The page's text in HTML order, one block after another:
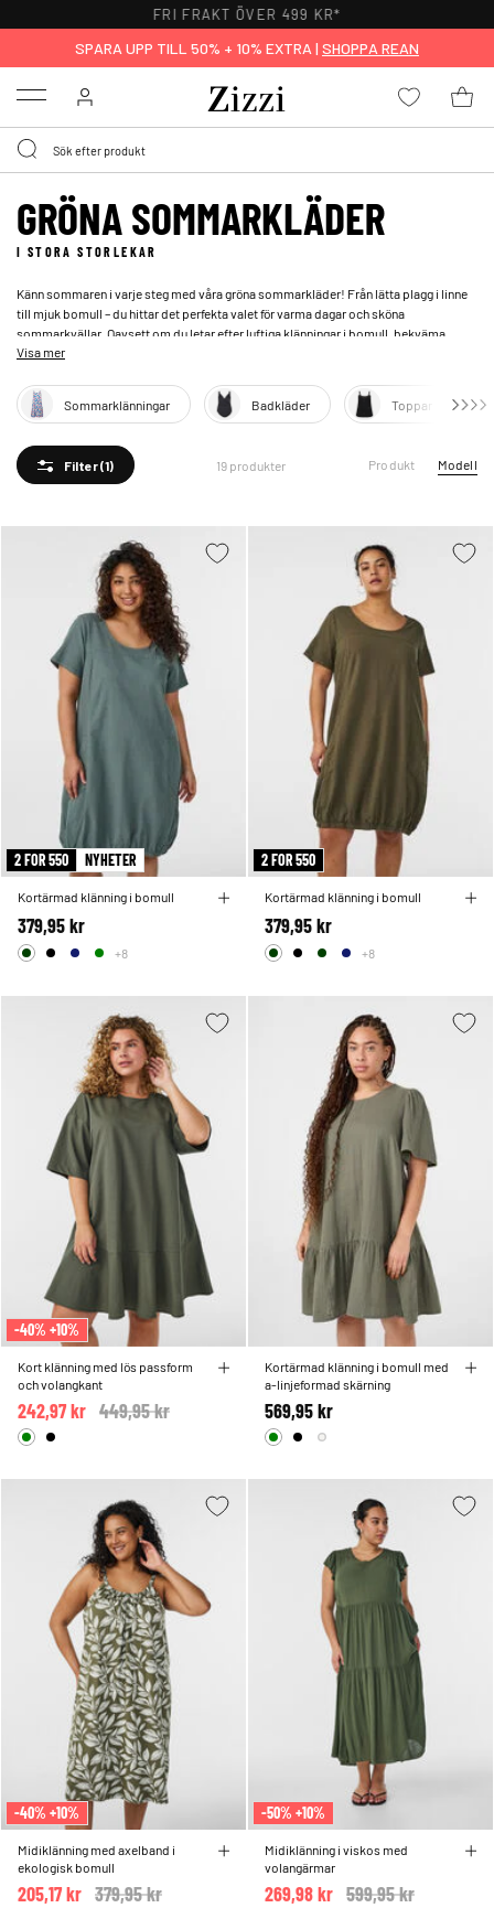
FRI FRAKT ÖVER 499 KR*
SPARA UPP TILL 50% + 10% EXTRA | SHOPPA REAN
Menu
GRÖNA SOMMARKLÄDER
I STORA STORLEKAR
Känn sommaren i varje steg med våra gröna sommarkläder! Från lätta plagg i linne
till mjuk bomull – du hittar det perfekta valet för varma dagar och sköna
sommarkvällar. Oavsett om du letar efter luftiga klänningar i bomull, bekväma
linnebyxor för soliga dagar eller trendiga skjortor i siden, har vi något för varje stil
sommarkläder i stora storlekar för kvinnor.
Visa mer
Sommarklänningar Badkläder Toppar
Filter(1) 19 produkter Produkt Modell
2 FOR 550 NYHETER
Kortärmad klänning i bomull
379,95 kr
+8
2 FOR 550
Kortärmad klänning i bomull
379,95 kr
+8
-40% +10%
Kort klänning med lös passform
och volangkant
Price reduced from
449,95 kr
242,97 kr
Kortärmad klänning i bomull med
a-linjeformad skärning
569,95 kr
-40% +10%
Midiklänning med axelband i
ekologisk bomull
Price reduced from
379,95 kr
205,17 kr
-50% +10%
Midiklänning i viskos med
volangärmar
Price reduced from
599,95 kr
269,98 kr